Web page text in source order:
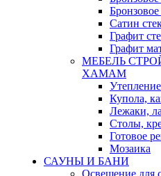
Сатин
Графит
Графит
МЕБЕЛЬ
ХАМАМ
Купола,
Лежаки,
Столы,
Готовое
Мозаика
САУНЫ И БАНИ